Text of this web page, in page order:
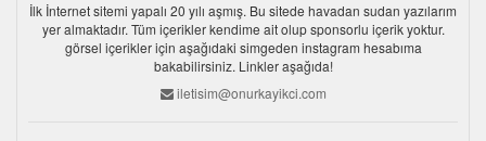
İlk İnternet sitemi yapalı 20 yılı aşmış. Bu sitede havadan sudan yazılarım
yer almaktadır. Tüm içerikler kendime ait olup sponsorlu içerik yoktur.
görsel içerikler için aşağıdaki simgeden instagram hesabıma
bakabilirsiniz. Linkler aşağıda!
iletisim@onurkayikci.com